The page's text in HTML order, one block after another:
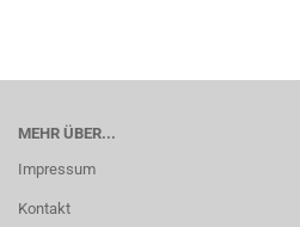
MEHR ÜBER...
Impressum
Kontakt